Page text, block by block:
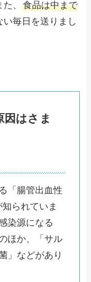
た、食品は中まで
毎日を送りまし
因はさま
「腸管出血性
られていま
染源になる
ほか、「サル
」などがあり